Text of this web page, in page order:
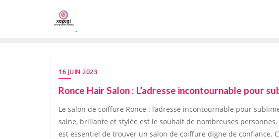
16 JUIN 2023
Ronce Hair Salon : L’adresse incontournable pour
Le salon de coiffure Ronce : l’adresse incontournable pour
saine, brillante et stylée est le souhait de nombreuses
est essentiel de trouver un salon de coiffure digne de confiance.